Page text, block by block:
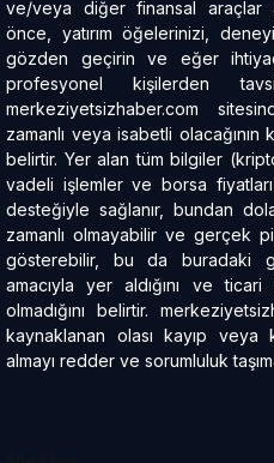
ve/veya diğer finansal araçlar
önce, yatırım öğelerinizi,
gözden geçirin ve eğer
profesyonel kişilerden
merkeziyetsizhaber.com
zamanlı veya isabetli olacağının
belirtir. Yer alan tüm bilgiler
vadeli işlemler ve borsa
desteğiyle sağlanır, bundan
zamanlı olmayabilir ve gerçek
gösterebilir, bu da buradaki
amacıyla yer aldığını ve
olmadığını belirtir.
kaynaklanan olası kayıp veya
almayı redder ve sorumluluk